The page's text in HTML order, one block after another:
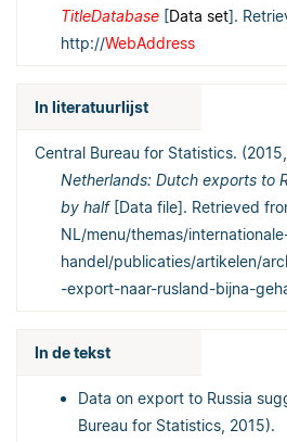
TitleDatabase [Data set].
http://WebAddress
In literatuurlijst
Central Bureau for Statistics.
Netherlands: Dutch exports to
by half [Data file]. Retrieved
NL/menu/themas/
handel/publicaties/artikelen/
-export-naar-rusland-bijna-
In de tekst
Data on export to Russia
Bureau for Statistics, 2015).